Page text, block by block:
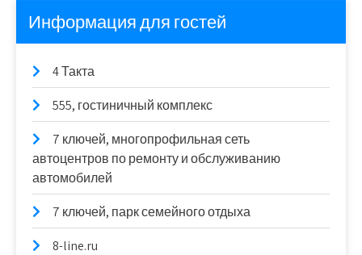
Информация для гостей
4 Такта
555, гостиничный комплекс
7 ключей, многопрофильная сеть
автоцентров по ремонту и обслуживанию
автомобилей
7 ключей, парк семейного отдыха
8-line.ru